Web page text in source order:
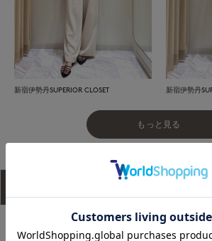
新宿伊勢丹SUPERIOR CLOSET 新宿伊勢丹
もっと見る